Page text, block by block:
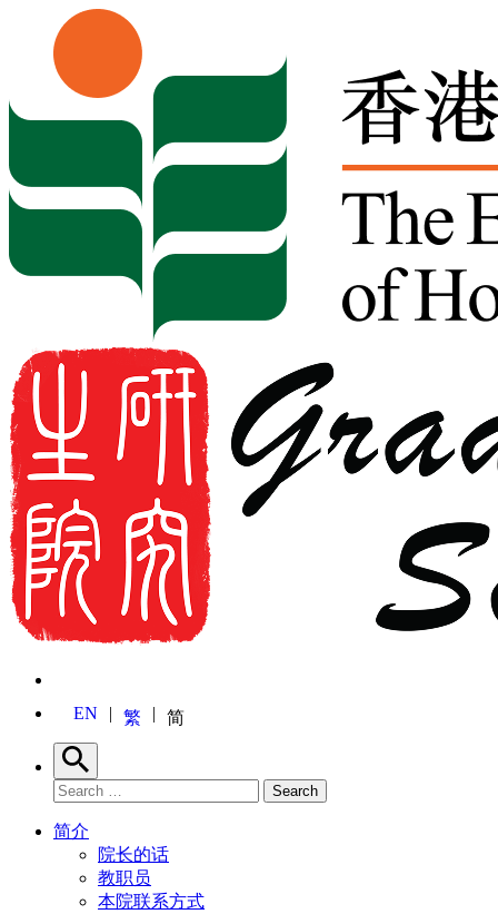
Skip to content
EN 繁 简
Search
Search for: Search
简介
院长的话
教职员
本院联系方式